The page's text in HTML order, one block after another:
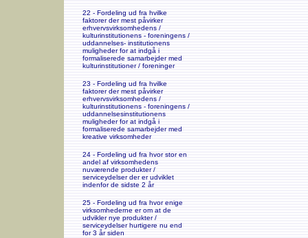
22 - Fordeling ud fra hvilke
faktorer der mest påvirker
erhvervsvirksomhedens /
kulturinstitutionens - foreningens /
uddannelses- institutionens
muligheder for at indgå i
formaliserede samarbejder med
kulturinstitutioner / foreninger
23 - Fordeling ud fra hvilke
faktorer der mest påvirker
erhvervsvirksomhedens /
kulturinstitutionens - foreningens /
uddannelsesinstitutionens
muligheder for at indgå i
formaliserede samarbejder med
kreative virksomheder
24 - Fordeling ud fra hvor stor en
andel af virksomhedens
nuværende produkter /
serviceydelser der er udviklet
indenfor de sidste 2 år
25 - Fordeling ud fra hvor enige
virksomhederne er om at de
udvikler nye produkter /
serviceydelser hurtigere nu end
for 3 år siden